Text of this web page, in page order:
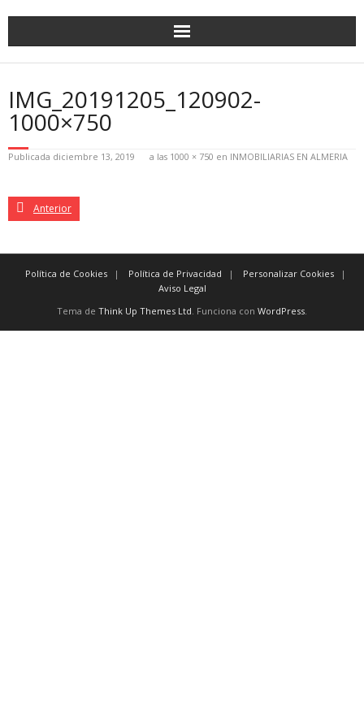
IMG_20191205_120902-
1000×750
Publicada diciembre 13, 2019 a las 1000 × 750 en INMOBILIARIAS EN ALMERIA
Anterior
Política de Cookies Política de Privacidad
Personalizar Cookies
Aviso Legal
Tema de Think Up Themes Ltd. Funciona con WordPress.